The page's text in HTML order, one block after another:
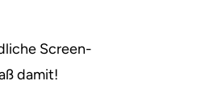
Screen-
damit!